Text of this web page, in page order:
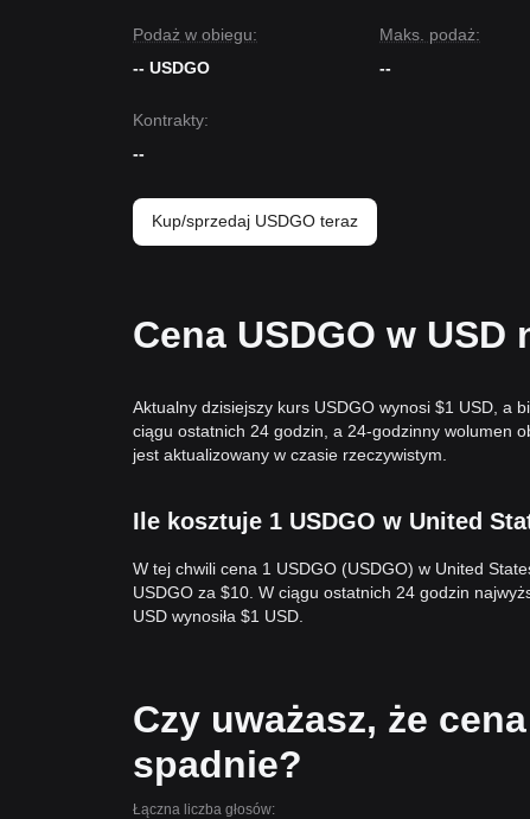
Podaż w obiegu:
-- USDGO
Maks. podaż:
--
Kontrakty:
--
Kup/sprzedaj USDGO teraz
Cena USDGO w
Aktualny dzisiejszy kurs USDGO wynosi $1 USD, a
ciągu ostatnich 24 godzin, a 24-godzinny wolumen
jest aktualizowany w czasie rzeczywistym.
Ile kosztuje 1 USDGO w United
W tej chwili cena 1 USDGO (USDGO) w United
USDGO za $10. W ciągu ostatnich 24 godzin
USD wynosiła $1 USD.
Czy uważasz, że
spadnie?
Łączna liczba głosów: